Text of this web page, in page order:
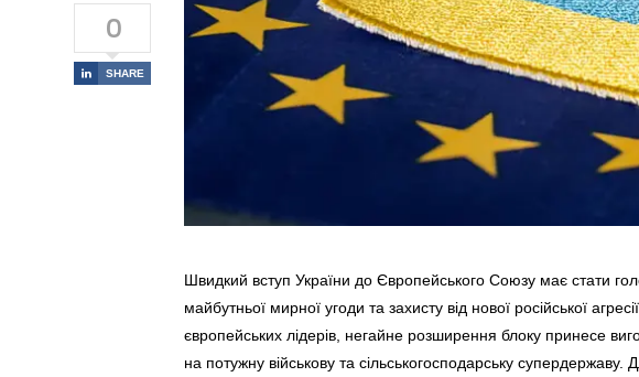
0
SHARE
Швидкий вступ України до Європейського Союзу має стати
майбутньої мирної угоди та захисту від нової російської
європейських лідерів, негайне розширення блоку принесе
на потужну військову та сільськогосподарську супердержаву.